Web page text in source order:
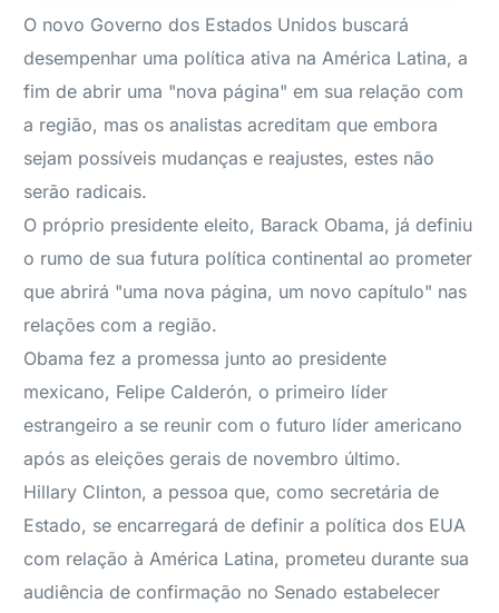
O novo Governo dos Estados Unidos buscará
desempenhar uma política ativa na América Latina, a
fim de abrir uma "nova página" em sua relação com
a região, mas os analistas acreditam que embora
sejam possíveis mudanças e reajustes, estes não
serão radicais.
O próprio presidente eleito, Barack Obama, já definiu
o rumo de sua futura política continental ao prometer
que abrirá "uma nova página, um novo capítulo" nas
relações com a região.
Obama fez a promessa junto ao presidente
mexicano, Felipe Calderón, o primeiro líder
estrangeiro a se reunir com o futuro líder americano
após as eleições gerais de novembro último.
Hillary Clinton, a pessoa que, como secretária de
Estado, se encarregará de definir a política dos EUA
com relação à América Latina, prometeu durante sua
audiência de confirmação no Senado estabelecer